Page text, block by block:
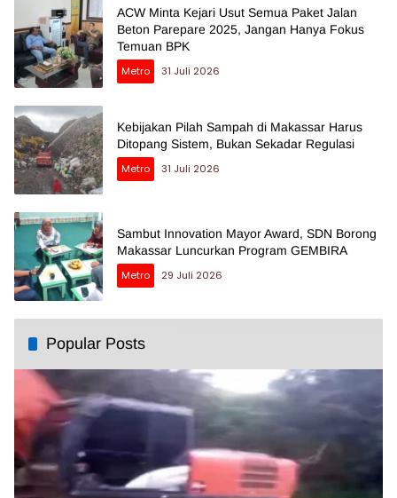
ACW Minta Kejari Usut Semua Paket Jalan
Beton Parepare 2025, Jangan Hanya Fokus
Temuan BPK
Metro
31 Juli 2026
Kebijakan Pilah Sampah di Makassar Harus
Ditopang Sistem, Bukan Sekadar Regulasi
Metro
31 Juli 2026
Sambut Innovation Mayor Award, SDN Borong
Makassar Luncurkan Program GEMBIRA
Metro
29 Juli 2026
Popular Posts